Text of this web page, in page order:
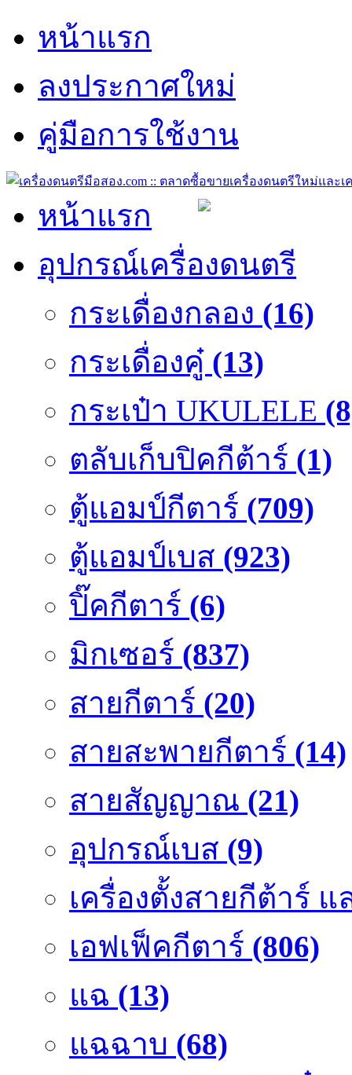
หน้าแรก
ลงประกาศใหม่
คู่มือการใช้งาน
หน้าแรก
อุปกรณ์เครื่องดนตรี
กระเดื่องกลอง (16)
กระเดื่องคู๋ (13)
กระเป๋า UKULELE
ตลับเก็บปิคกีต้าร์ (1)
ตู้แอมป์กีตาร์ (709)
ตู้แอมป์เบส (923)
ปิ๊คกีตาร์ (6)
มิกเซอร์ (837)
สายกีตาร์ (20)
สายสะพายกีตาร์ (14)
สายสัญญาณ (21)
อุปกรณ์เบส (9)
เครื่องตั้งสายกีต้าร์ แ
เอฟเฟ็คกีตาร์ (806)
แฉ (13)
แฉฉาบ (68)